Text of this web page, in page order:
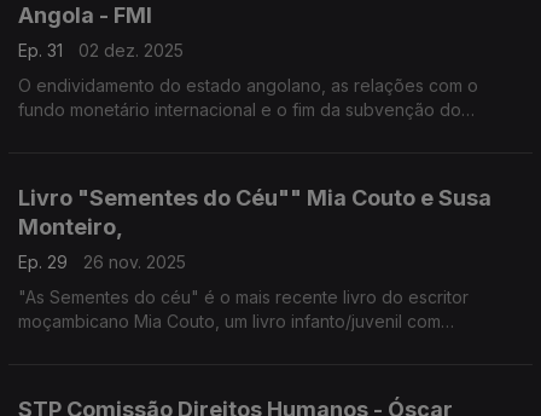
Angola - FMI
Ep. 31
02 dez. 2025
O endividamento do estado angolano, as relações com o
fundo monetário internacional e o fim da subvenção do
Livro "Sementes do Céu"" Mia Couto e Susa
Monteiro,
Ep. 29
26 nov. 2025
"As Sementes do céu" é o mais recente livro do escritor
moçambicano Mia Couto, um livro infanto/juvenil com
STP Comissão Direitos Humanos - Óscar